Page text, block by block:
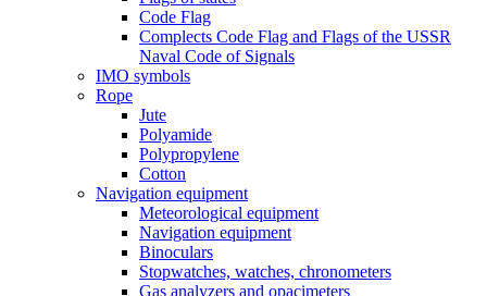
Code Flag
Complects Code Flag and Flags of the USSR
Naval Code of Signals
IMO symbols
Rope
Jute
Polyamide
Polypropylene
Cotton
Navigation equipment
Meteorological equipment
Navigation equipment
Binoculars
Stopwatches, watches, chronometers
Gas analyzers and opacimeters